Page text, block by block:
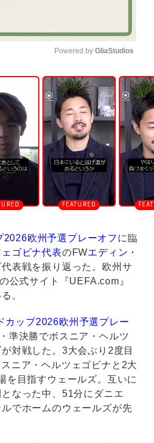
U
n
m
u
t
e
Powered by GliaStudios
2026欧州予選プレーオフ に臨
ゴビナ代表のFWエディン・
表戦を振り返った。欧州サ
公式サイト『UEFA.com』
。
カップ2026欧州予選プレー
準決勝でボスニア・ヘルツ
対戦した。3大会ぶり2度目
ニア・ヘルツェゴビナと2大
を目指すウェールズ。互いに
なった中、51分にダニエ
でホームのウェールズが先